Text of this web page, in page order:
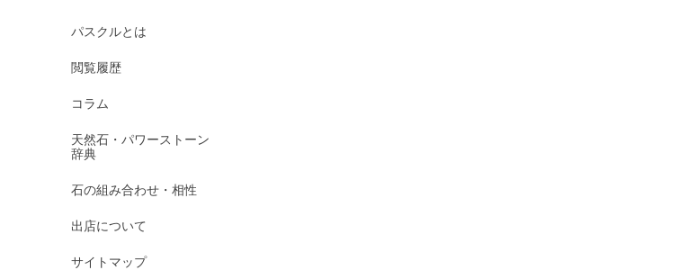
パスクルとは
閲覧履歴
コラム
天然石・パワーストーン
辞典
石の組み合わせ・相性
出店について
サイトマップ